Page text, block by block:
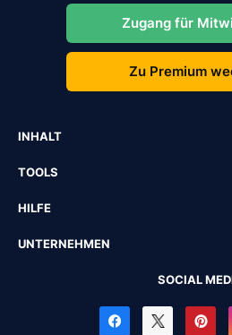
Zugang für
Zu Premium
INHALT
TOOLS
HILFE
UNTERNEHMEN
SOCIAL